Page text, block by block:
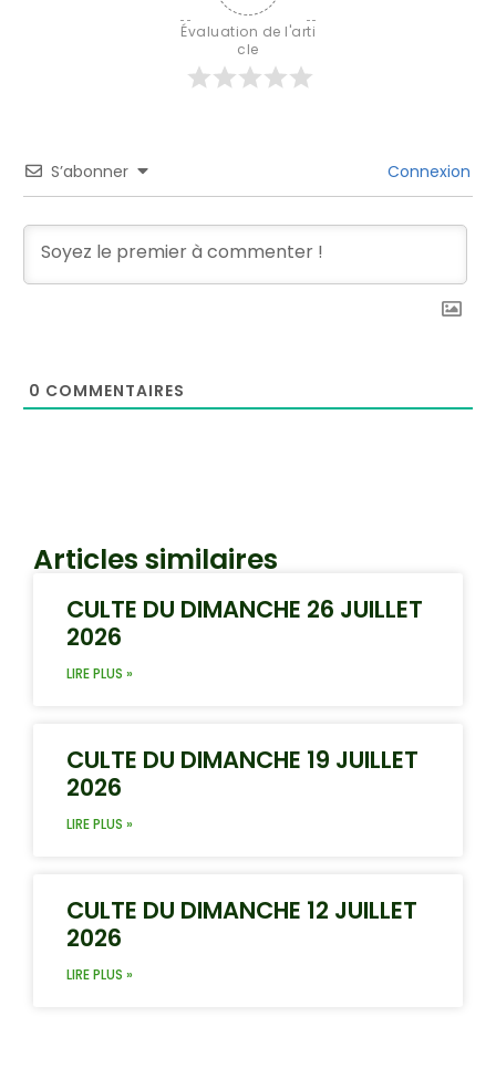
Évaluation de l'arti
cle
S’abonner Connexion
0 COMMENTAIRES
Articles similaires
CULTE DU DIMANCHE 26 JUILLET
2026
LIRE PLUS »
CULTE DU DIMANCHE 19 JUILLET
2026
LIRE PLUS »
CULTE DU DIMANCHE 12 JUILLET
2026
LIRE PLUS »